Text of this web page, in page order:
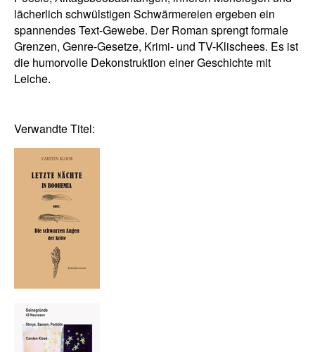
lächerlich schwülstigen Schwärmereien ergeben ein
spannendes Text-Gewebe. Der Roman sprengt formale
Grenzen, Genre-Gesetze, Krimi- und TV-Klischees. Es ist
die humorvolle Dekonstruktion einer Geschichte mit
Leiche.
Verwandte Titel: